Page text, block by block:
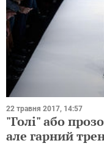
22 травня 2017, 14:57
"Голі" або
але гарний